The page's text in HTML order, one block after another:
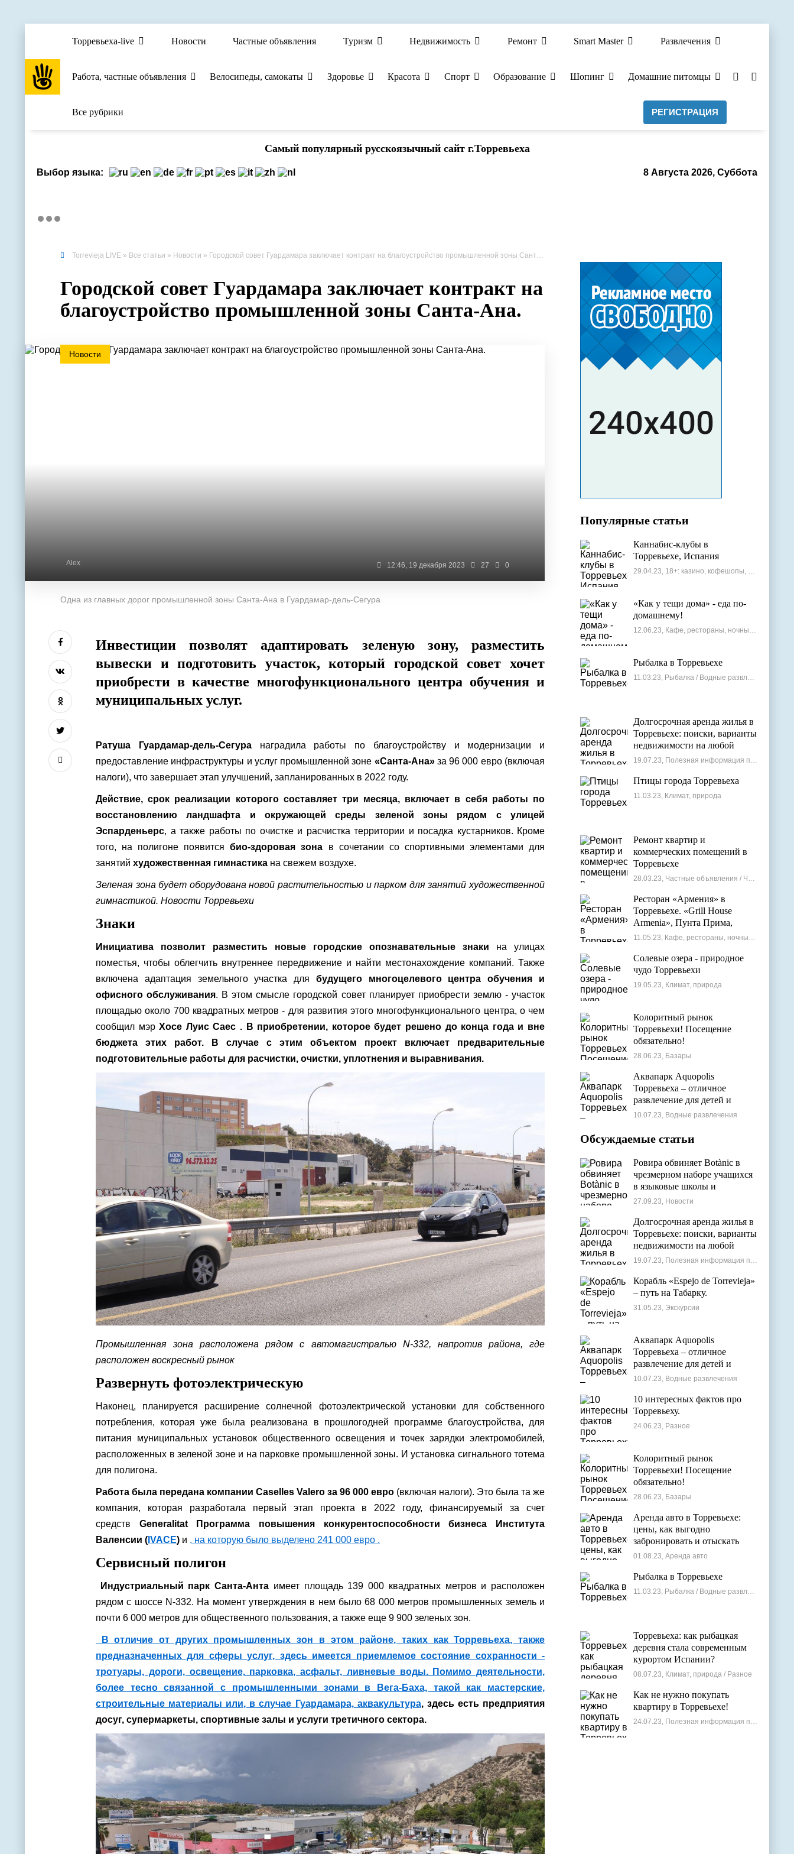
Торревьеха-live Новости Частные объявления Туризм Недвижимость Ремонт Smart Master Развлечения
Работа, частные объявления Велосипеды, самокаты Здоровье Красота Спорт Образование Шопинг Домашние питомцы
Все рубрики РЕГИСТРАЦИЯ
Cамый популярный русскоязычный сайт г.Торревьеха
8 Августа 2026, Суббота
Выбор языка:
Torrevieja LIVE » Все статьи » Новости » Городской совет Гуардамара заключает контракт на благоустройство промышленной зоны Санта-Ана.
Городской совет Гуардамара заключает контракт на
благоустройство промышленной зоны Санта-Ана.
Новости
Alex 12:46, 19 декабря 2023 27 0
Одна из главных дорог промышленной зоны Санта-Ана в Гуардамар-дель-Сегура
Инвестиции позволят адаптировать зеленую зону, разместить
вывески и подготовить участок, который городской совет хочет
приобрести в качестве многофункционального центра обучения и
муниципальных услуг.
Ратуша Гуардамар-дель-Сегуранаградила работы по благоустройству и модернизации и
предоставление инфраструктуры и услуг промышленной зоне «Санта-Ана» за 96 000 евро (включая
налоги), что завершает этап улучшений, запланированных в 2022 году.
Действие, срок реализации которого составляет три месяца, включает в себя работы по
восстановлению ландшафта и окружающей среды зеленой зоны рядом с улицей
Эспарденьерс, а также работы по очистке и расчистка территории и посадка кустарников. Кроме
того, на полигоне появитсябио-здоровая зона в сочетании со спортивными элементами для
занятий художественная гимнастика на свежем воздухе.
Зеленая зона будет оборудована новой растительностью и парком для занятий художественной
гимнастикой. Новости Торревьехи
Знаки
Инициатива позволит разместить новые городские опознавательные знаки на улицах
поместья, чтобы облегчить внутреннее передвижение и найти местонахождение компаний. Также
включена адаптация земельного участка для будущего многоцелевого центра обучения и
офисного обслуживания. В этом смысле городской совет планирует приобрести землю - участок
площадью около 700 квадратных метров - для развития этого многофункционального центра, о чем
сообщил мэрХосе Луис Саес . В приобретении, которое будет решено до конца года и вне
бюджета этих работ. В случае с этим объектом проект включает предварительные
подготовительные работы для расчистки, очистки, уплотнения и выравнивания.
Промышленная зона расположена рядом с автомагистралью N-332, напротив района, где
расположен воскресный рынок
Развернуть фотоэлектрическую
Наконец, планируется расширение солнечной фотоэлектрической установки для собственного
потребления, которая уже была реализована в прошлогодней программе благоустройства, для
питания муниципальных установок общественного освещения и точек зарядки электромобилей,
расположенных в зеленой зоне и на парковке промышленной зоны. И установка сигнального тотема
для полигона.
Работа была передана компании Caselles Valero за 96 000 евро (включая налоги). Это была та же
компания, которая разработала первый этап проекта в 2022 году, финансируемый за счет
средств Generalitat
Программа повышения конкурентоспособности бизнеса Института
Валенсии ( IVACE) и , на которую было выделено 241 000 евро .
Сервисный полигон
Индустриальный парк Санта-Анта имеет площадь 139 000 квадратных метров и расположен
рядом с шоссе N-332. На момент утверждения в нем было 68 000 метров промышленных земель и
почти 6 000 метров для общественного пользования, а также еще 9 900 зеленых зон.
В отличие от других промышленных зон в этом районе, таких как Торревьеха, также
предназначенных для сферы услуг, здесь имеется приемлемое состояние сохранности -
тротуары, дороги, освещение, парковка, асфальт, ливневые воды. Помимо деятельности,
более тесно связанной с промышленными зонами в Вега-Баха, такой как мастерские,
строительные материалы или, в случае Гуардамара, аквакультура, здесь есть предприятия
досуг, супермаркеты, спортивные залы и услуги третичного сектора.
Популярные статьи
Каннабис-клубы в
Торревьехе, Испания
29.04.23, 18+: казино, кофешопы, стрип-бары
«Как у тещи дома» - еда по-
домашнему!
12.06.23, Кафе, рестораны, ночные клубы
Рыбалка в Торревьехе
11.03.23, Рыбалка / Водные развлечения
Долгосрочная аренда жилья в
Торревьехе: поиски, варианты
недвижимости на любой
бюджет
19.07.23, Полезная информация по недвижимости
Птицы города Торревьеха
11.03.23, Климат, природа
Ремонт квартир и
коммерческих помещений в
Торревьехе
28.03.23, Частные объявления / Частные мастера
Ресторан «Армения» в
Торревьехе. «Grill House
Armenia», Пунта Прима,
Испания
11.05.23, Кафе, рестораны, ночные клубы
Солевые озера - природное
чудо Торревьехи
19.05.23, Климат, природа
Колоритный рынок
Торревьехи! Посещение
обязательно!
28.06.23, Базары
Аквапарк Aquopolis
Торревьеха – отличное
развлечение для детей и
взрослых
10.07.23, Водные развлечения
Обсуждаемые статьи
Ровира обвиняет Botànic в
чрезмерном наборе учащихся
в языковые школы и
проблемах с ассигнованиями
27.09.23, Новости
Долгосрочная аренда жилья в
Торревьехе: поиски, варианты
недвижимости на любой
бюджет
19.07.23, Полезная информация по недвижимости
Корабль «Espejo de Torrevieja»
– путь на Табарку.
31.05.23, Экскурсии
Аквапарк Aquopolis
Торревьеха – отличное
развлечение для детей и
взрослых
10.07.23, Водные развлечения
10 интересных фактов про
Торревьеху.
24.06.23, Разное
Колоритный рынок
Торревьехи! Посещение
обязательно!
28.06.23, Базары
Аренда авто в Торревьехе:
цены, как выгодно
забронировать и отыскать
лучшие варианты
01.08.23, Аренда авто
Рыбалка в Торревьехе
11.03.23, Рыбалка / Водные развлечения
Торревьеха: как рыбацкая
деревня стала современным
курортом Испании?
08.07.23, Климат, природа / Разное
Как не нужно покупать
квартиру в Торревьехе!
24.07.23, Полезная информация по недвижимости